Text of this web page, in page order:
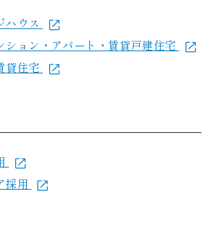
ハウス
ション・アパート・賃貸戸建住宅
貸住宅
採用